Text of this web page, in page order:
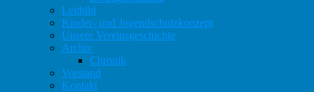
Leitbild
Kinder- und Jugendschutzkonzept
Unsere Vereinsgeschichte
Archiv
Chronik
Vorstand
Kontakt